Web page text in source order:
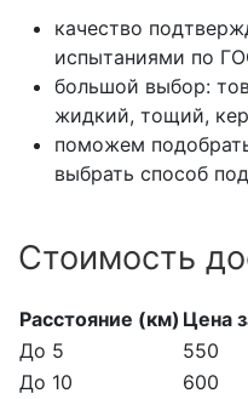
качество
испытаниями по
большой выбор:
жидкий, тощий,
поможем
выбрать способ
Стоимость
Расстояние (км) Цена
До 5
550
До 10
600